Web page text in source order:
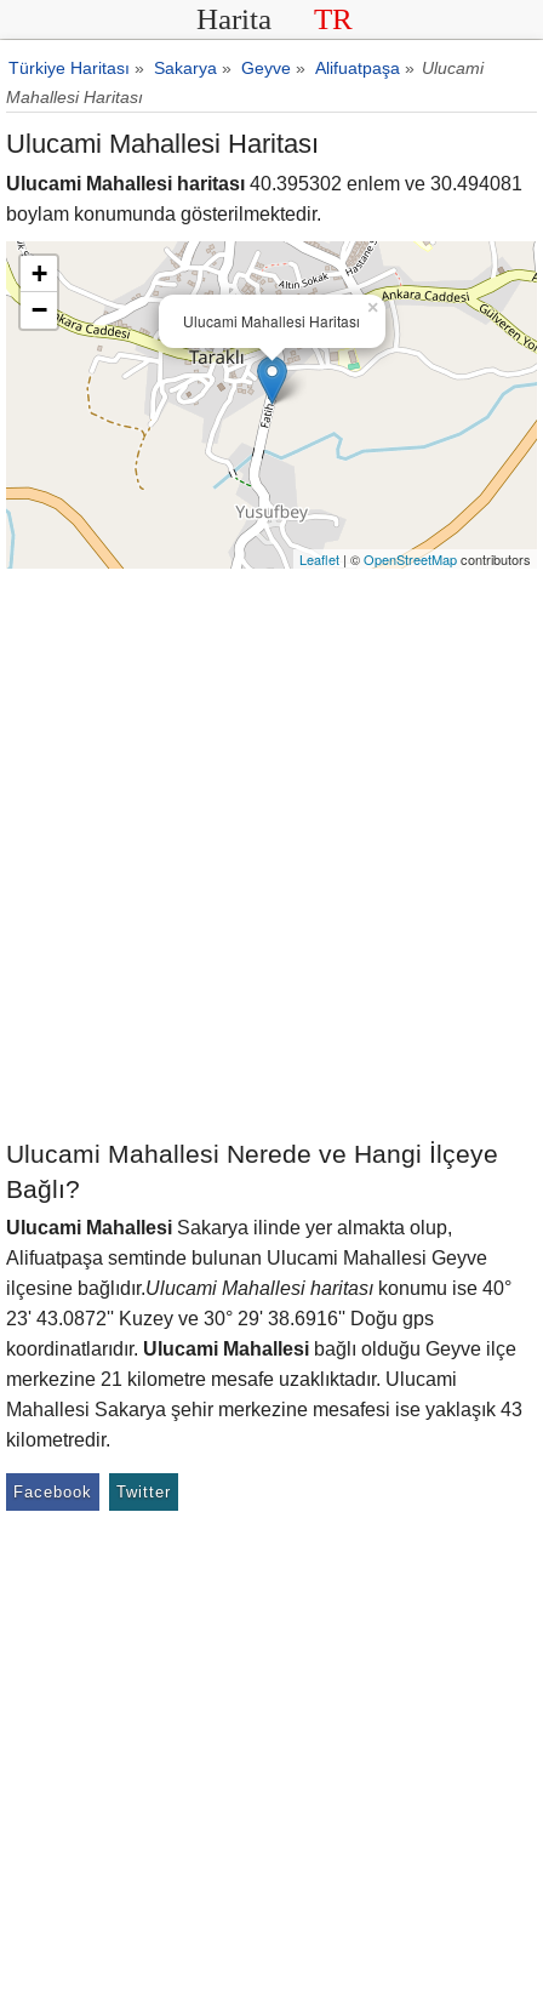
Harita TR
Türkiye Haritası » Sakarya » Geyve » Alifuatpaşa » Ulucami
Mahallesi Haritası
Ulucami Mahallesi Haritası
Ulucami Mahallesi haritası 40.395302 enlem ve 30.494081
boylam konumunda gösterilmektedir.
Ulucami Mahallesi Haritası
×
+
−
Leaflet | ©OpenStreetMapcontributors
Ulucami Mahallesi Nerede ve Hangi İlçeye
Bağlı?
Ulucami Mahallesi Sakarya ilinde yer almakta olup,
Alifuatpaşa semtinde bulunan Ulucami Mahallesi Geyve
ilçesine bağlıdır.Ulucami Mahallesi haritası konumu ise 40°
23' 43.0872'' Kuzey ve 30° 29' 38.6916'' Doğu gps
koordinatlarıdır. Ulucami Mahallesi bağlı olduğu Geyve ilçe
merkezine 21 kilometre mesafe uzaklıktadır. Ulucami
Mahallesi Sakarya şehir merkezine mesafesi ise yaklaşık 43
kilometredir.
Facebook Twitter